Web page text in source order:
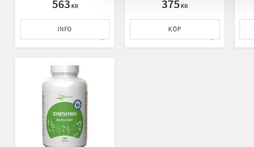
563 KR
Lägg till i favoriter
INFO
375KR
Lägg till i
KÖP